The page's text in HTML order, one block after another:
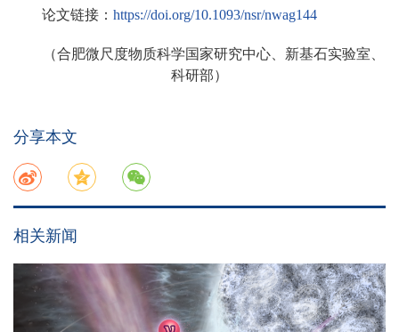
论文链接： https://doi.org/10.1093/nsr/nwag144
（合肥微尺度物质科学国家研究中心、新基石实验室、
科研部）
分享本文
相关新闻